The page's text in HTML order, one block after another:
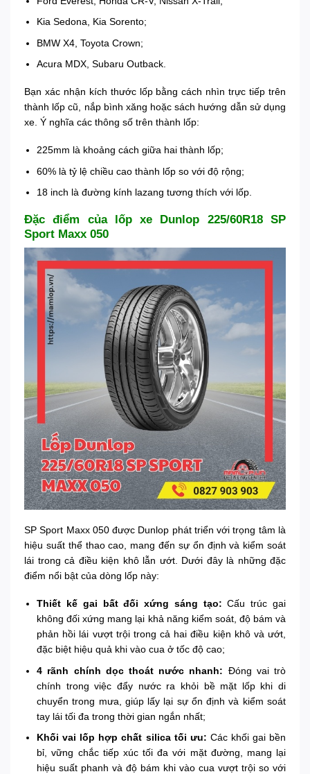
Kia Sedona, Kia Sorento;
BMW X4, Toyota Crown;
Acura MDX, Subaru Outback.
Bạn xác nhận kích thước lốp bằng cách nhìn trực tiếp trên
thành lốp cũ, nắp bình xăng hoặc sách hướng dẫn sử dụng
xe. Ý nghĩa các thông số trên thành lốp:
225mm là khoảng cách giữa hai thành lốp;
60% là tỷ lệ chiều cao thành lốp so với độ rộng;
18 inch là đường kính lazang tương thích với lốp.
Đặc điểm của lốp xe Dunlop 225/60R18 SP
Sport Maxx 050
SP Sport Maxx 050 được Dunlop phát triển với trọng tâm là
hiệu suất thể thao cao, mang đến sự ổn định và kiểm soát
lái trong cả điều kiện khô lẫn ướt. Dưới đây là những đặc
điểm nổi bật của dòng lốp này:
Thiết kế gai bất đối xứng sáng tạo: Cấu trúc gai
không đối xứng mang lại khả năng kiểm soát, độ bám và
phản hồi lái vượt trội trong cả hai điều kiện khô và ướt,
đặc biệt hiệu quả khi vào cua ở tốc độ cao;
4 rãnh chính dọc thoát nước nhanh: Đóng vai trò
chính trong việc đẩy nước ra khỏi bề mặt lốp khi di
chuyển trong mưa, giúp lấy lại sự ổn định và kiểm soát
tay lái tối đa trong thời gian ngắn nhất;
Khối vai lốp hợp chất silica tối ưu: Các khối gai bền
bỉ, vững chắc tiếp xúc tối đa với mặt đường, mang lại
hiệu suất phanh và độ bám khi vào cua vượt trội so với